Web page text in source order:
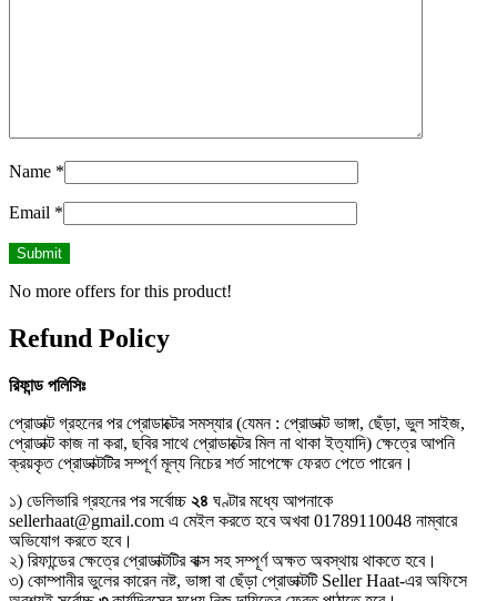
Name *
Email *
No more offers for this product!
Refund Policy
রিফান্ড পলিসিঃ
প্রোডাক্ট গ্রহনের পর প্রোডাক্টের সমস্যার (যেমন : প্রোডাক্ট ভাঙ্গা, ছেঁড়া, ভুল সাইজ,
প্রোডাক্ট কাজ না করা, ছবির সাথে প্রোডাক্টের মিল না থাকা ইত্যাদি) ক্ষেত্রে আপনি
ক্রয়কৃত প্রোডাক্টটির সম্পূর্ণ মূল্য নিচের শর্ত সাপেক্ষে ফেরত পেতে পারেন।
১) ডেলিভারি গ্রহনের পর সর্বোচ্চ ২৪ ঘণ্টার মধ্যে আপনাকে
sellerhaat@gmail.com এ মেইল করতে হবে অখবা 01789110048 নাম্বারে
অভিযোগ করতে হবে।
২) রিফান্ডের ক্ষেত্রে প্রোডাক্টটির বাক্স সহ সম্পূর্ণ অক্ষত অবস্থায় থাকতে হবে।
৩) কোম্পানীর ভুলের কারেন নষ্ট, ভাঙ্গা বা ছেঁড়া প্রোডাক্টটি Seller Haat-এর অফিসে